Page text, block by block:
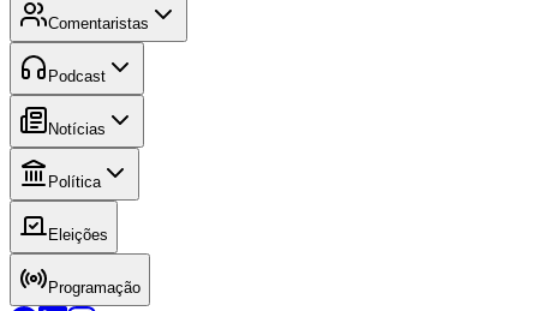
Comentaristas
Podcast
Notícias
Política
Eleições
Programação